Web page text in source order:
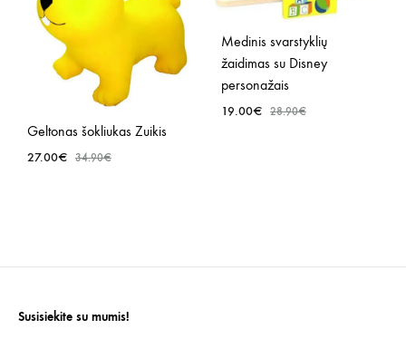
Geltonas šokliukas Zuikis
27.00€ 34.90€
Medinis svarstyklių
žaidimas su Disney
personažais
19.00€ 28.90€
Susisiekite su mumis!